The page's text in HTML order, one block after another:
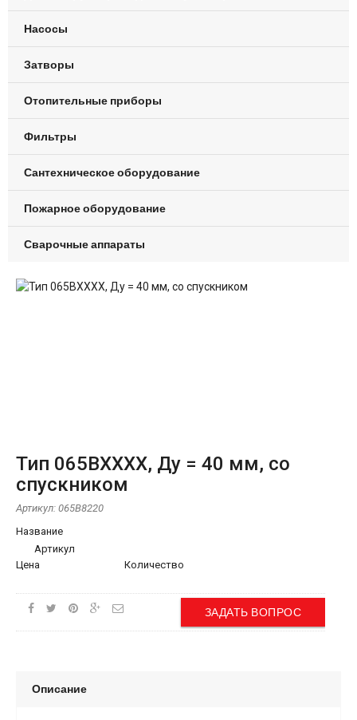
Насосы
Затворы
Отопительные приборы
Фильтры
Сантехническое оборудование
Пожарное оборудование
Сварочные аппараты
Тип 065BХХХХ, Ду = 40 мм, со
спускником
Артикул: 065B8220
Название
Артикул
Цена
Количество
ЗАДАТЬ ВОПРОС
Описание